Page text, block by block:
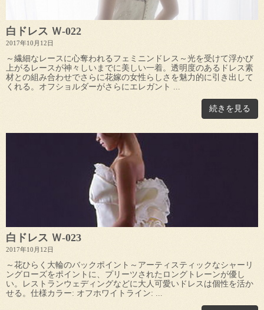
白ドレス Ｗ-022
2017年10月12日
～繊細なレースに心奪われるフェミニンドレス～光を受けて浮かび
上がるレースが神々しいまでに美しい一着。透明度のあるドレス素
材との組み合わせでさらに花嫁の女性らしさを魅力的に引き出して
くれる。オフショルダーがさらにエレガント ...
続きを見る
白ドレス Ｗ-023
2017年10月12日
～花ひらく大輪のバックポイント～アーティスティックなシャーリ
ングローズをポイントに、プリーツされたロングトレーンが優し
い。レストランウェディングなどに大人可愛いドレスは個性を活か
せる。仕様カラー: オフホワイトライン: ...